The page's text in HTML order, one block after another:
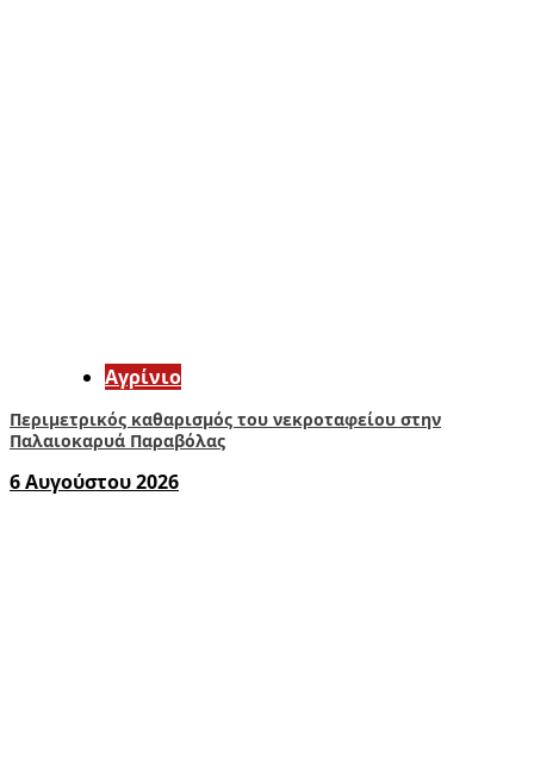
Aγρίνιο
Περιμετρικός καθαρισμός του νεκροταφείου στην
Παλαιοκαρυά Παραβόλας
6 Αυγούστου 2026